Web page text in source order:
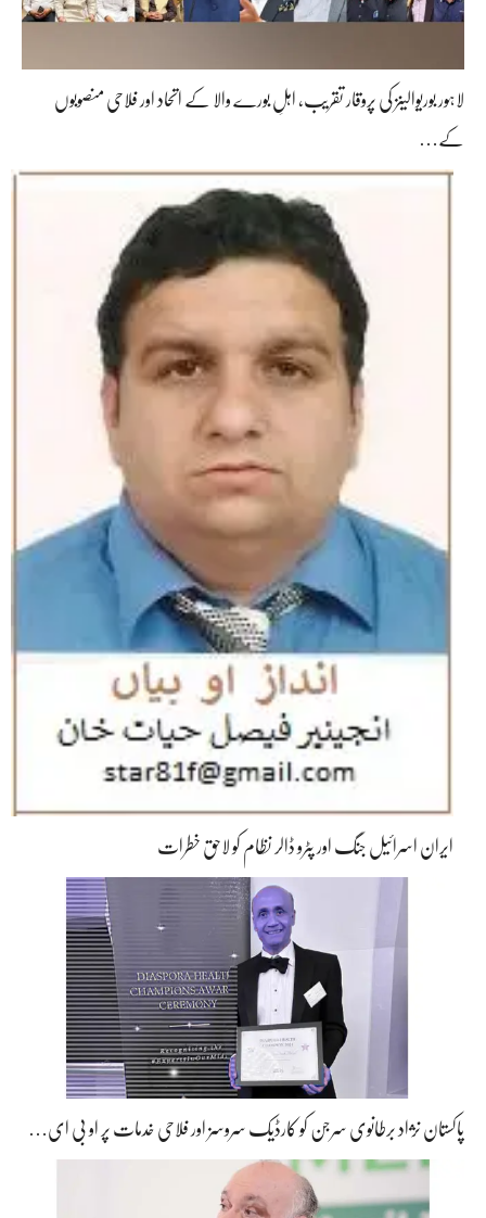
لاہور بوریوالینز کی پروقار تقریب، اہلِ بورے والا کے اتحاد اور فلاحی منصوبوں
کے…
ایران اسرائیل جنگ اور پٹرو ڈالر نظام کو لاحق خطرات
پاکستان نژاد برطانوی سرجن کو کارڈیک سروسز اور فلاحی خدمات پر او بی ای…